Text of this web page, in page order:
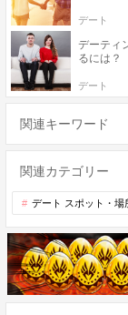
デート
デーティ
るには？
デート
関連キーワード
関連カテゴリー
デート スポット・場